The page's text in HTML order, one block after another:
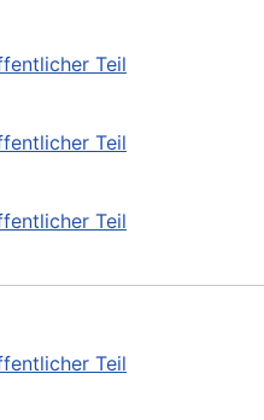
Teil
Teil
Teil
Teil